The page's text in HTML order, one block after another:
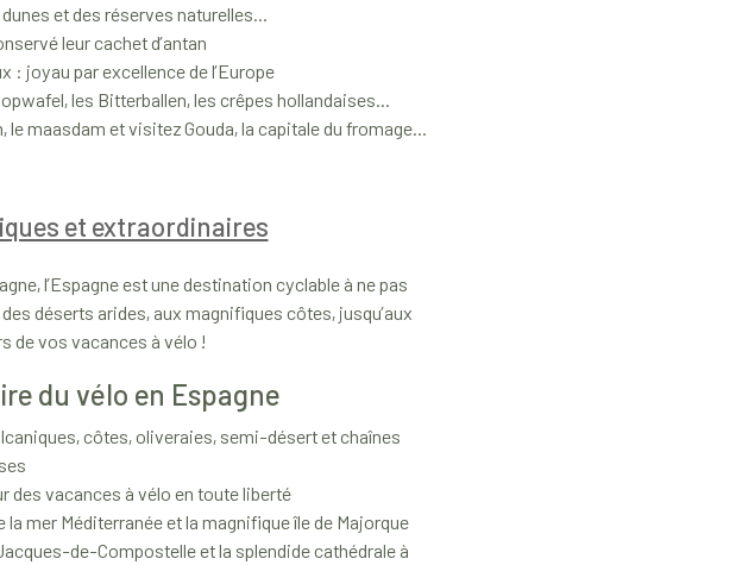
et des réserves naturelles...
leur cachet d’antan
: joyau par excellence de l’Europe
les Bitterballen, les crêpes hollandaises...
le maasdam et visitez Gouda, la capitale du fromage...
et extraordinaires
l’Espagne est une destination cyclable à ne pas
déserts arides, aux magnifiques côtes, jusqu’aux
de vos vacances à vélo !
du vélo en Espagne
côtes, oliveraies, semi-désert et chaînes
des vacances à vélo en toute liberté
mer Méditerranée et la magnifique île de Majorque
de-Compostelle et la splendide cathédrale à